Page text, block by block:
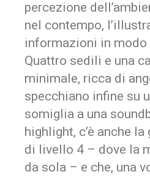
percezione
nel contempo,
informazioni in
Quattro sedili e una
minimale, ricca di
specchiano infine su
somiglia a una
highlight, c’è anche
di livello 4 – dove la
da sola – e che, una